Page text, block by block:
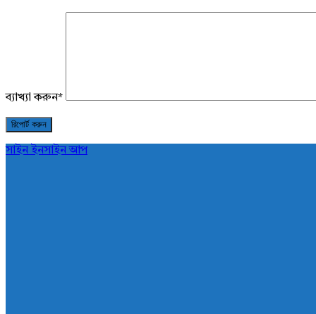
ব্যাখ্যা করুন*
সাইন ইনসাইন আপ